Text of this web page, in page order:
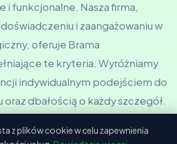
i funkcjonalne. Nasza firma,
i zaangażowaniu w
oferuje Brama
te kryteria. Wyróżniamy
indywidualnym podejściem do
dbałością o każdy szczegół.
co czyni je inwestycją na
z plików cookie w celu zapewnienia